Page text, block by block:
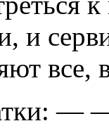
и
все,
—